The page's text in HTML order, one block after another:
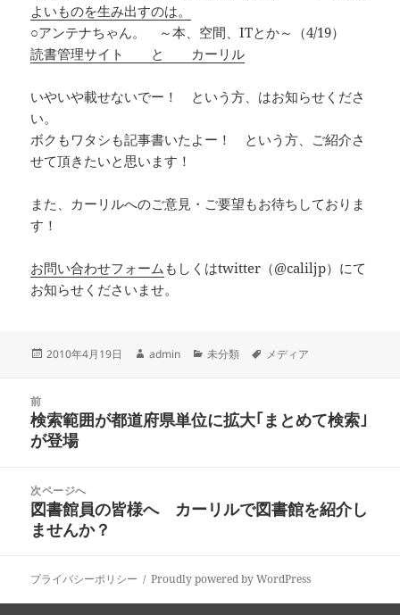
よいものを生み出すのは。
○アンテナちゃん。 ～本、空間、ITとか～（4/19）
読書管理サイト と カーリル
いやいや載せないでー！ という方、はお知らせくださ
い。
ボクもワタシも記事書いたよー！ という方、ご紹介さ
せて頂きたいと思います！
また、カーリルへのご意見・ご要望もお待ちしておりま
す！
お問い合わせフォーム もしくはtwitter（@caliljp）にて
お知らせくださいませ。
投
2010年4月19日
作
admin
カ
ー
未分類
タ
メディア
前
前
の
稿:
検索範囲が都道府県単位に拡大｢まとめて検索｣
が登場
次ページへ
次
の
稿:
図書館員の皆様へ カーリルで図書館を紹介し
ませんか？
プライバシーポリシー Proudly powered by WordPress